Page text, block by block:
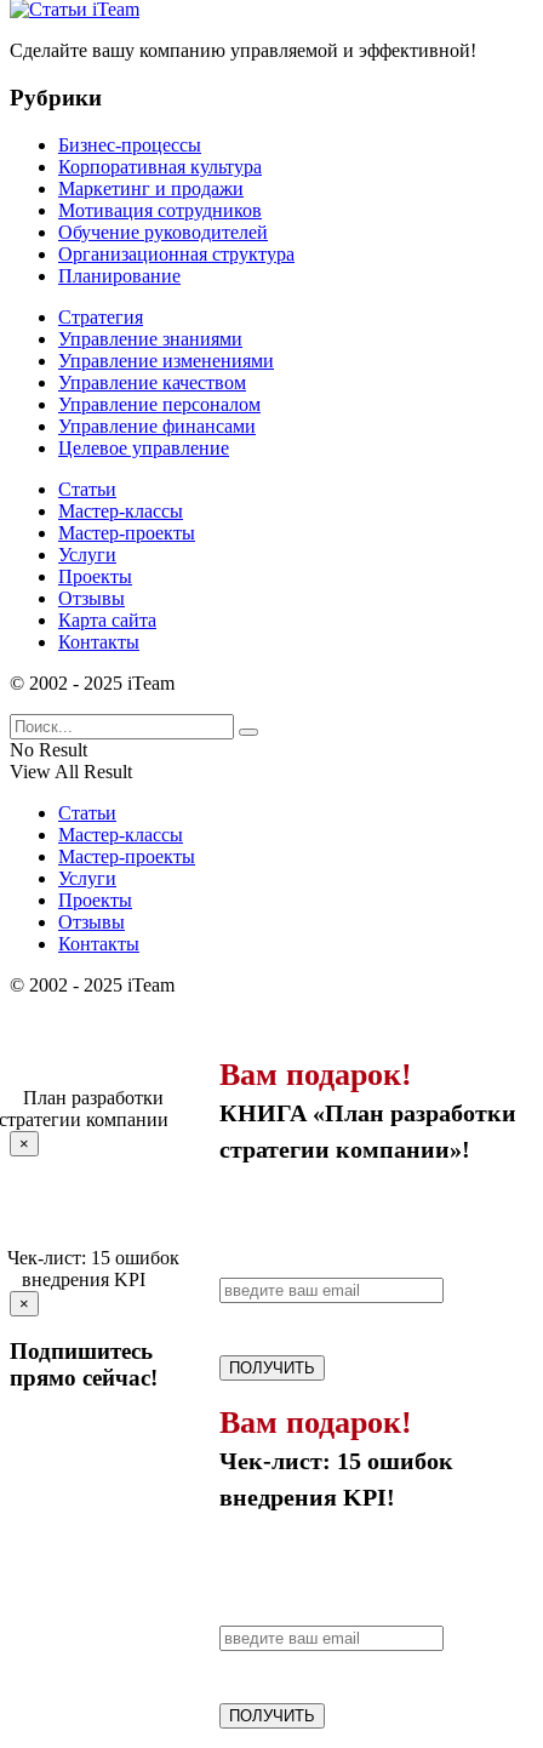
Сделайте вашу компанию управляемой и эффективной!
Рубрики
Бизнес-процессы
Корпоративная культура
Маркетинг и продажи
Мотивация сотрудников
Обучение руководителей
Организационная структура
Планирование
Стратегия
Управление знаниями
Управление изменениями
Управление качеством
Управление персоналом
Управление финансами
Целевое управление
Статьи
Мастер-классы
Мастер-проекты
Услуги
Проекты
Отзывы
Карта сайта
Контакты
© 2002 - 2025 iTeam
No Result
View All Result
Статьи
Мастер-классы
Мастер-проекты
Услуги
Проекты
Отзывы
Контакты
© 2002 - 2025 iTeam
Вам подарок!
КНИГА «План разработки
стратегии компании»!
ПОЛУЧИТЬ
×
Вам подарок!
Чек-лист: 15 ошибок
внедрения KPI!
ПОЛУЧИТЬ
×
Подпишитесь
прямо сейчас!